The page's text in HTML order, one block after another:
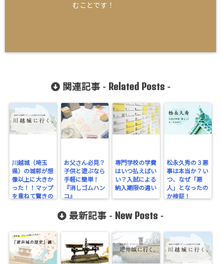
むことです！
関連記事 - Related Posts-
川越城（埼玉
県）の城郭が想
像以上に大きか
った！！マップ
を重ねて驚きの
お父さん必見？
子供と遊ぶなら
手軽に簡単！
『消しゴムハン
コ』
専門学校の学費
はいつ払えばい
い？入試による
納入期限の違い
松永久秀の３悪
事は本当か？い
つ、なぜ「悪
人」となったの
か検証！
最新記事 - New Posts -